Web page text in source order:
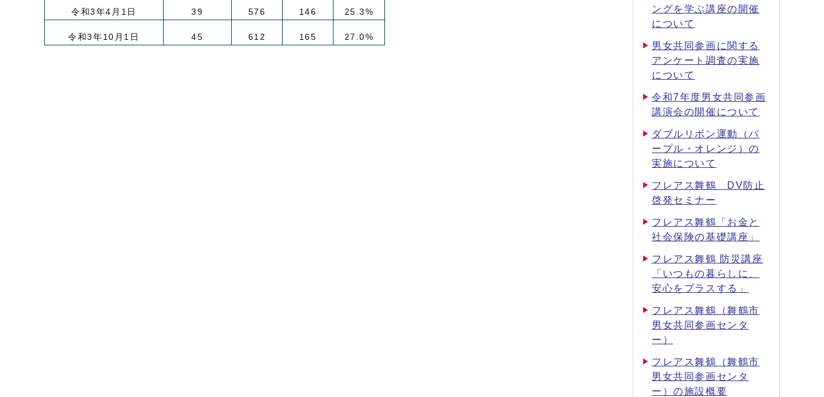
令和3年4月1日 39 576 146 25.3%
令和3年10月1日 45 612 165 27.0%
ングを学ぶ講座の開催
について
男女共同参画に関する
アンケート調査の実施
について
令和7年度男女共同参画
講演会の開催について
ダブルリボン運動（パ
ープル・オレンジ）の
実施について
フレアス舞鶴 DV防止
啓発セミナー
フレアス舞鶴「お金と
社会保険の基礎講座」
フレアス舞鶴 防災講座
「いつもの暮らしに、
安心をプラスする」
フレアス舞鶴（舞鶴市
男女共同参画センタ
ー）
フレアス舞鶴（舞鶴市
男女共同参画センタ
ー）の施設概要